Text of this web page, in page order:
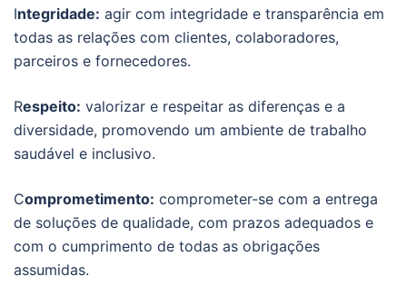
Integridade: agir com integridade e transparência em
todas as relações com clientes, colaboradores,
parceiros e fornecedores.
Respeito: valorizar e respeitar as diferenças e a
diversidade, promovendo um ambiente de trabalho
saudável e inclusivo.
Comprometimento: comprometer-se com a entrega
de soluções de qualidade, com prazos adequados e
com o cumprimento de todas as obrigações
assumidas.